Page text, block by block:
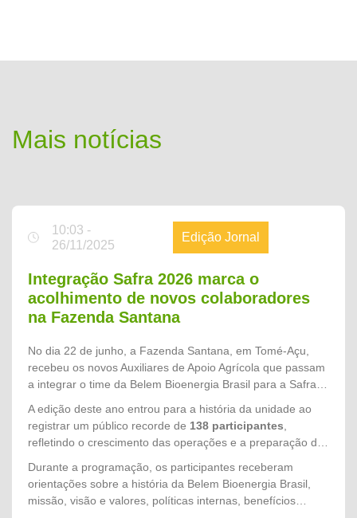
Mais notícias
10:03 -
26/11/2025
Edição Jornal
Integração Safra 2026 marca o
acolhimento de novos colaboradores
na Fazenda Santana
No dia 22 de junho, a Fazenda Santana, em Tomé-Açu,
recebeu os novos Auxiliares de Apoio Agrícola que passam
a integrar o time da Belem Bioenergia Brasil para a Safra
integração teve como objetivo acolher os colaboradores,
apresentar a cultura organizacional da empresa e reforçar
os princípios que norteiam nossas operações,
especialmente o compromisso com a segurança, o respeito
às pessoas e a excelência no trabalho.
A edição deste ano entrou para a história da unidade ao
registrar um público recorde de 138 participantes,
refletindo o crescimento das operações e a preparação da
colaboradores chegam para fortalecer as equipes de
campo e contribuir diretamente para o alcance das metas
da Safra 2026.
Durante a programação, os participantes receberam
orientações sobre a história da Belem Bioenergia Brasil,
missão, visão e valores, políticas internas, benefícios